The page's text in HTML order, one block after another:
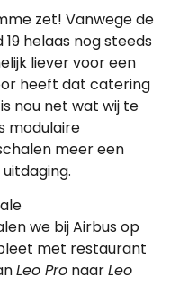
zet! Vanwege de
helaas nog steeds
liever voor een
heeft dat catering
nou net wat wij te
modulaire
meer een
we bij Airbus op
met restaurant
Leo Pro naarLeo